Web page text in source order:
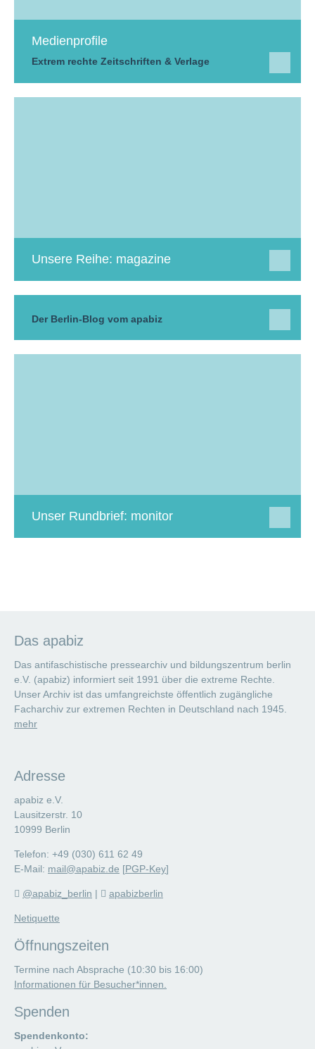
Medienprofile
Extrem rechte Zeitschriften & Verlage
Unsere Reihe: magazine
Der Berlin-Blog vom apabiz
Unser Rundbrief: monitor
Das apabiz
Das antifaschistische pressearchiv und bildungszentrum berlin
e.V. (apabiz) informiert seit 1991 über die extreme Rechte.
Unser Archiv ist das umfangreichste öffentlich zugängliche
Facharchiv zur extremen Rechten in Deutschland nach 1945.
mehr
Adresse
apabiz e.V.
Lausitzerstr. 10
10999 Berlin
Telefon: +49 (030) 611 62 49
E-Mail: mail@apabiz.de [PGP-Key]
@apabiz_berlin | apabizberlin
Netiquette
Öffnungszeiten
Termine nach Absprache (10:30 bis 16:00)
Informationen für Besucher*innen.
Spenden
Spendenkonto: